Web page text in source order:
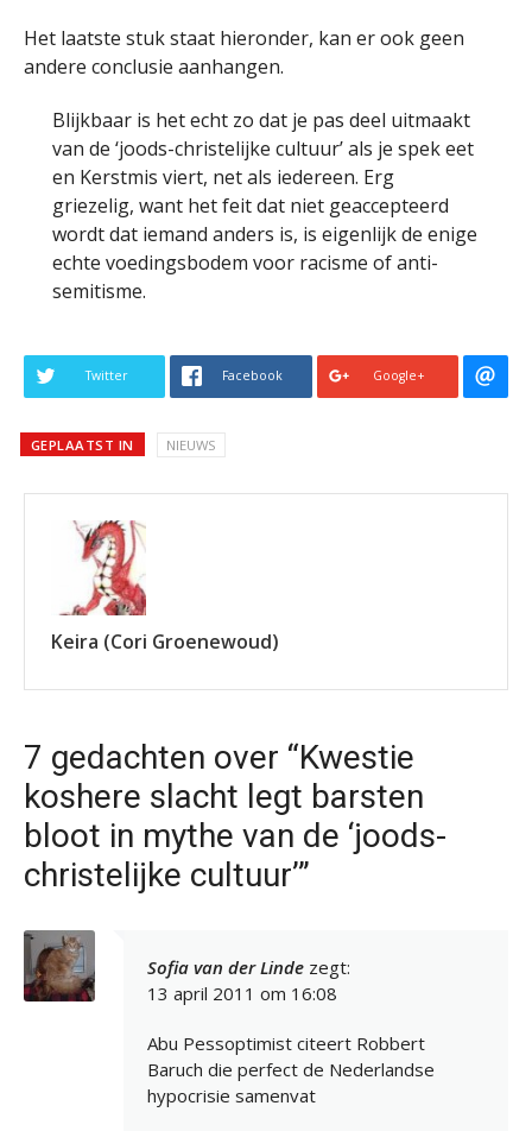
Het laatste stuk staat hieronder, kan er ook geen
andere conclusie aanhangen.
Blijkbaar is het echt zo dat je pas deel uitmaakt
van de ‘joods-christelijke cultuur’ als je spek eet
en Kerstmis viert, net als iedereen. Erg
griezelig, want het feit dat niet geaccepteerd
wordt dat iemand anders is, is eigenlijk de enige
echte voedingsbodem voor racisme of anti-
semitisme.
Twitter Facebook Google+
GEPLAATST IN NIEUWS
Keira (Cori Groenewoud)
7 gedachten over “Kwestie
koshere slacht legt barsten
bloot in mythe van de ‘joods-
christelijke cultuur’”
Sofia van der Linde zegt:
13 april 2011 om 16:08
Abu Pessoptimist citeert Robbert
Baruch die perfect de Nederlandse
hypocrisie samenvat